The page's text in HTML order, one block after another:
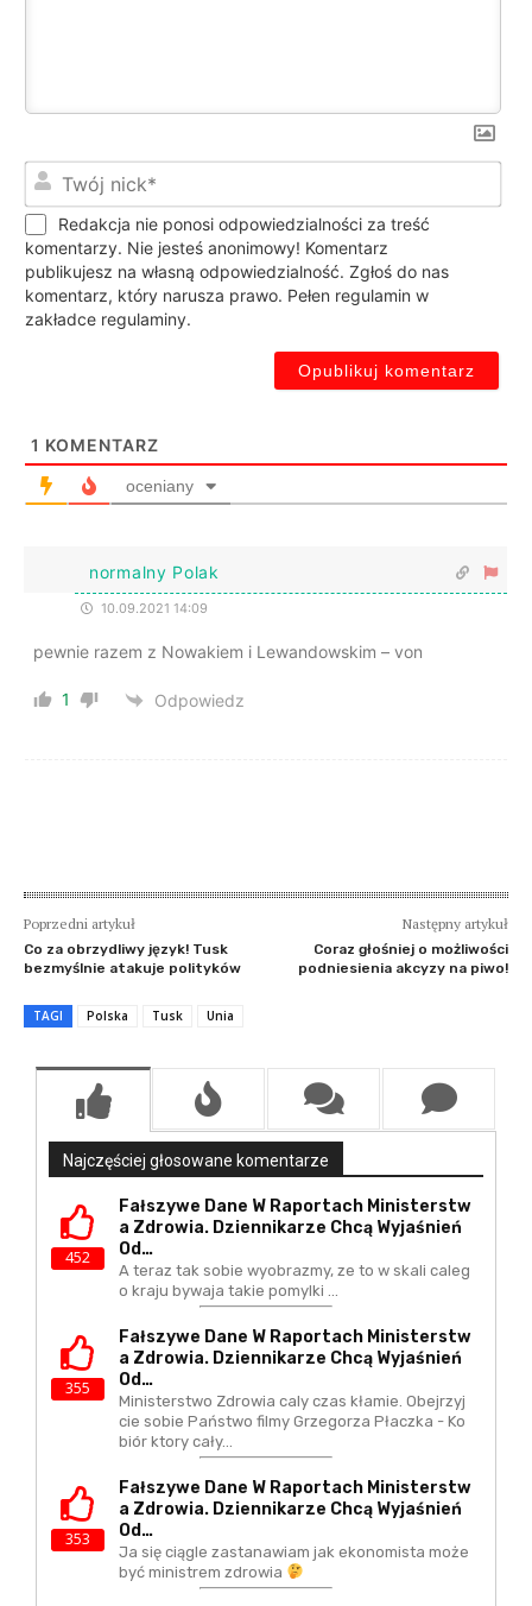
Redakcja nie ponosi odpowiedzialności za treść
komentarzy. Nie jesteś anonimowy! Komentarz
publikujesz na własną odpowiedzialność. Zgłoś do nas
komentarz, który narusza prawo. Pełen regulamin w
zakładce regulaminy.
1 KOMENTARZ
oceniany
normalny Polak
10.09.2021 14:09
pewnie razem z Nowakiem i Lewandowskim – von
1 Odpowiedz
Poprzedni artykuł
Co za obrzydliwy język! Tusk
bezmyślnie atakuje polityków
Następny artykuł
Coraz głośniej o możliwości
podniesienia akcyzy na piwo!
TAGI Polska Tusk Unia
Najczęściej głosowane komentarze
452
Fałszywe Dane W Raportach Ministerstw
A Zdrowia. Dziennikarze Chcą Wyjaśnień
Od…
A teraz tak sobie wyobrazmy, ze to w skali caleg
o kraju bywaja takie pomylki ...
355
Fałszywe Dane W Raportach Ministerstw
A Zdrowia. Dziennikarze Chcą Wyjaśnień
Od…
Ministerstwo Zdrowia caly czas kłamie. Obejrzyj
cie sobie Państwo filmy Grzegorza Płaczka - Ko
biór ktory cały…
353
Fałszywe Dane W Raportach Ministerstw
A Zdrowia. Dziennikarze Chcą Wyjaśnień
Od…
Ja się ciągle zastanawiam jak ekonomista może
być ministrem zdrowia